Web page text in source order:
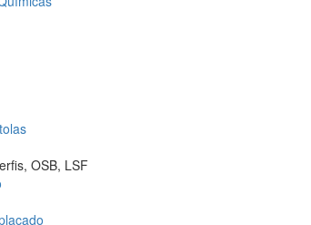
OSB, LSF